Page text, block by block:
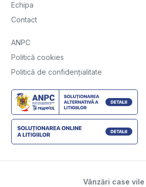
Echipa
Contact
ANPC
Politică cookies
Politică de confidențialitate
Vânzări case vile